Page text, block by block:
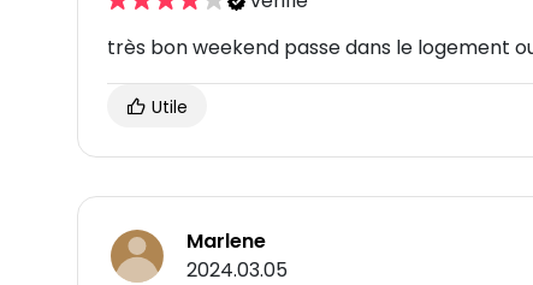
très bon weekend passe dans le logement
Utile
Marlene
2024.03.05